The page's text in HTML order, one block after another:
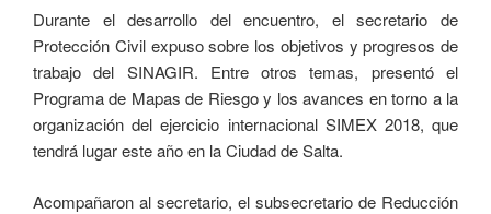
Durante el desarrollo del encuentro, el secretario de
Protección Civil expuso sobre los objetivos y progresos de
trabajo del SINAGIR. Entre otros temas, presentó el
Programa de Mapas de Riesgo y los avances en torno a la
organización del ejercicio internacional SIMEX 2018, que
tendrá lugar este año en la Ciudad de Salta.
Acompañaron al secretario, el subsecretario de Reducción